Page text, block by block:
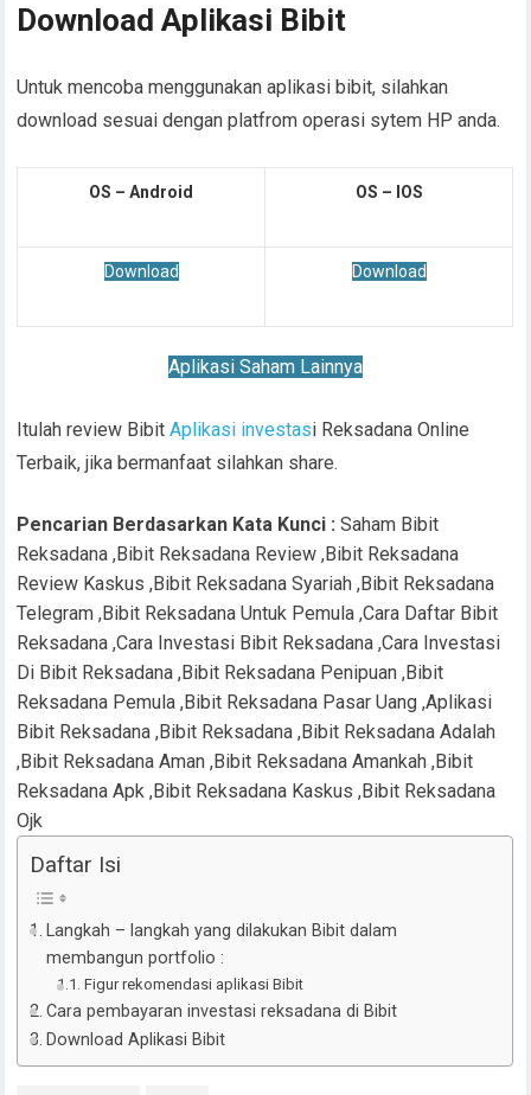
Download Aplikasi Bibit
Untuk mencoba menggunakan aplikasi bibit, silahkan
download sesuai dengan platfrom operasi sytem HP anda.
OS – Android OS – IOS
Download Download
Aplikasi Saham Lainnya
Itulah review BibitAplikasi investasi Reksadana Online
Terbaik, jika bermanfaat silahkan share.
Pencarian Berdasarkan Kata Kunci :Saham Bibit
Reksadana ,Bibit Reksadana Review ,Bibit Reksadana
Review Kaskus ,Bibit Reksadana Syariah ,Bibit Reksadana
Telegram ,Bibit Reksadana Untuk Pemula ,Cara Daftar Bibit
Reksadana ,Cara Investasi Bibit Reksadana ,Cara Investasi
Di Bibit Reksadana ,Bibit Reksadana Penipuan ,Bibit
Reksadana Pemula ,Bibit Reksadana Pasar Uang ,Aplikasi
Bibit Reksadana ,Bibit Reksadana ,Bibit Reksadana Adalah
,Bibit Reksadana Aman ,Bibit Reksadana Amankah ,Bibit
Reksadana Apk ,Bibit Reksadana Kaskus ,Bibit Reksadana
Ojk
Daftar Isi
Langkah – langkah yang dilakukan Bibit dalam
membangun portfolio :
Figur rekomendasi aplikasi Bibit
Cara pembayaran investasi reksadana di Bibit
Download Aplikasi Bibit